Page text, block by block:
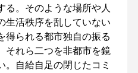
る。そのような場所や人
活秩序を乱していない
られる都市独自の振る
それら二つを非都市を鏡
。自給自足の閉じたコミ